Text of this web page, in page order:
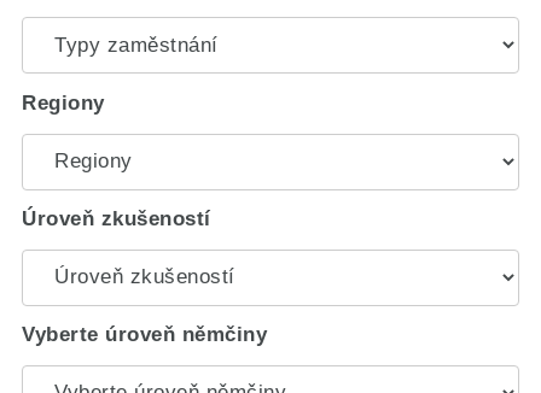
Regiony
Úroveň zkušeností
Vyberte úroveň němčiny